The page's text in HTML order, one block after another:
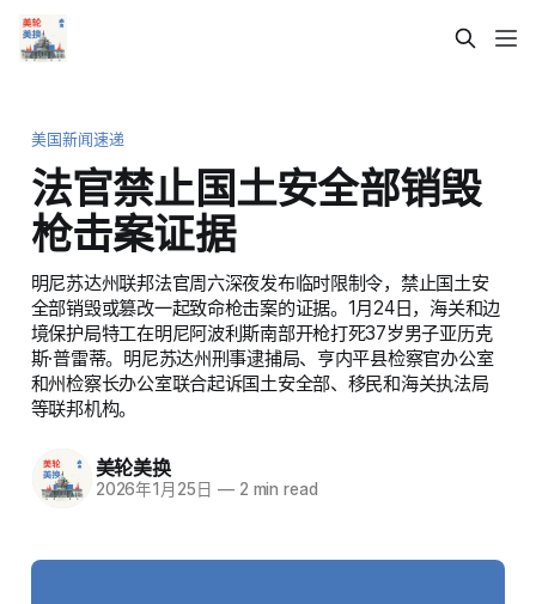
美国新闻速递
法官禁止国土安全部销毁
枪击案证据
明尼苏达州联邦法官周六深夜发布临时限制令，禁止国土安
全部销毁或篡改一起致命枪击案的证据。1月24日，海关和边
境保护局特工在明尼阿波利斯南部开枪打死37岁男子亚历克
斯·普雷蒂。明尼苏达州刑事逮捕局、亨内平县检察官办公室
和州检察长办公室联合起诉国土安全部、移民和海关执法局
等联邦机构。
美轮美换
2026年1月25日 —2 min read